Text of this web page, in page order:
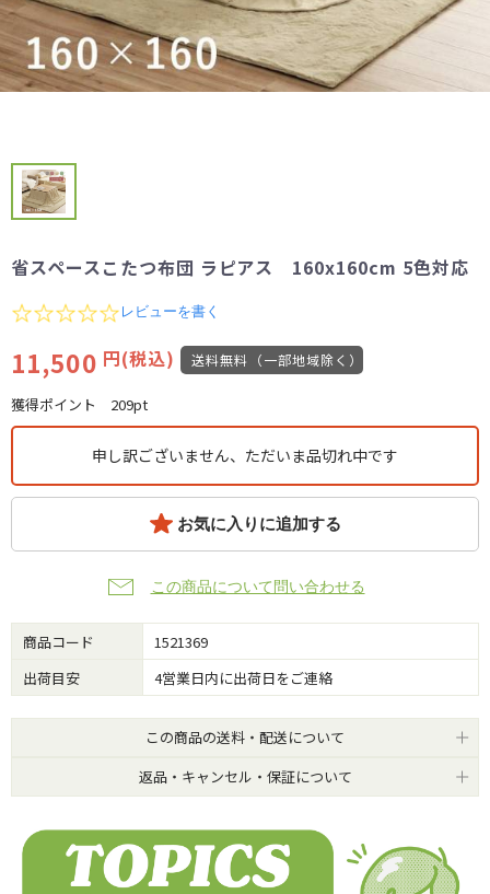
省スペースこたつ布団 ラピアス 160x160cm 5色対応
0.0
rating
レビューを書く
11,500 円(税込) 送料無料（一部地域除く）
獲得ポイント 209pt
申し訳ございません、ただいま品切れ中です
お気に入りに追加する
この商品について問い合わせる
商品コード
1521369
出荷目安
4営業日内に出荷日をご連絡
この商品の送料・配送について
返品・キャンセル・保証について